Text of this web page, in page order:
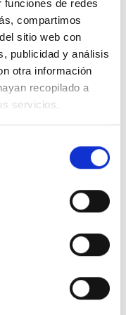
de redes
compartimos
sitio web con
publicidad y análisis
otra información
recopilado a
servicios.
También puedes
#Foodsat